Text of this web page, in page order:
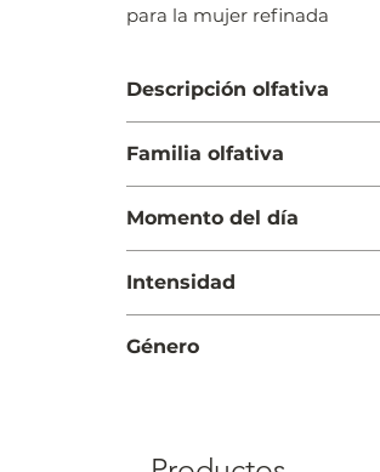
para la mujer refinada
Descripción olfativa
enebro
Cuerpo: Pachulí y mirra
Fondo: Miel, cuero, ámbar,
Familia olfativa
Momento del día
Intensidad
Género